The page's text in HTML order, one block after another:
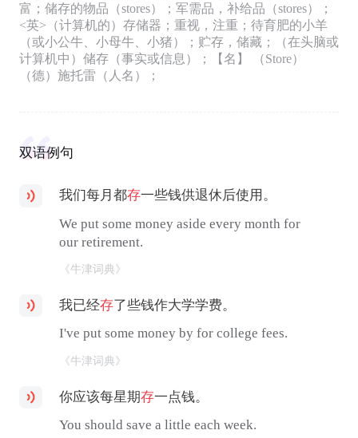
富；储存的物品（stores）；军需品，补给品（stores）；
<英>（计算机的）存储器；重视，注重；待育肥的小羊
（或小公牛、小母牛、小猪）；贮存，储藏；（在头脑或
计算机中）储存（事实或信息）；【名】 （Store）
（德）施托雷（人名）；
双语例句
我们每月都存一些钱供退休后使用。
We put some money aside every month for
our retirement.
《牛津词典》
我已经存了些钱作大学学费。
I've put some money by for college fees.
《牛津词典》
你应该每星期存一点钱。
You should save a little each week.